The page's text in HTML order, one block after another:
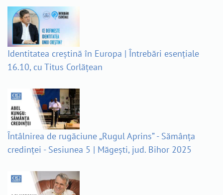
Identitatea creștină în Europa | Întrebări esențiale
16.10, cu Titus Corlățean
Întâlnirea de rugăciune „Rugul Aprins” - Sămânța
credinței - Sesiunea 5 | Măgești, jud. Bihor 2025